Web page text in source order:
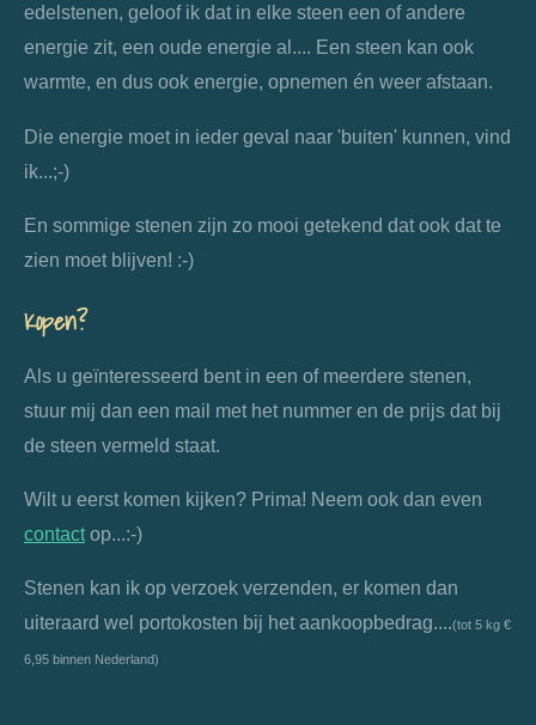
edelstenen, geloof ik dat in elke steen een of andere
energie zit, een oude energie al.... Een steen kan ook
warmte, en dus ook energie, opnemen én weer afstaan.
Die energie moet in ieder geval naar 'buiten' kunnen, vind
ik...;-)
En sommige stenen zijn zo mooi getekend dat ook dat te
zien moet blijven! :-)
Kopen?
Als u geïnteresseerd bent in een of meerdere stenen,
stuur mij dan een mail met het nummer en de prijs dat bij
de steen vermeld staat.
Wilt u eerst komen kijken? Prima! Neem ook dan even
contactop...:-)
Stenen kan ik op verzoek verzenden, er komen dan
uiteraard wel portokosten bij het aankoopbedrag....(tot 5 kg €
6,95 binnen Nederland)